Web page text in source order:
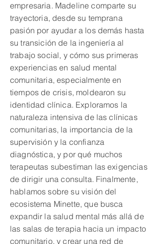
empresaria. Madeline comparte su
trayectoria, desde su temprana
pasión por ayudar a los demás hasta
su transición de la ingeniería al
trabajo social, y cómo sus primeras
experiencias en salud mental
comunitaria, especialmente en
tiempos de crisis, moldearon su
identidad clínica. Exploramos la
naturaleza intensiva de las clínicas
comunitarias, la importancia de la
supervisión y la confianza
diagnóstica, y por qué muchos
terapeutas subestiman las exigencias
de dirigir una consulta. Finalmente,
hablamos sobre su visión del
ecosistema Minette, que busca
expandir la salud mental más allá de
las salas de terapia hacia un impacto
comunitario, y crear una red de